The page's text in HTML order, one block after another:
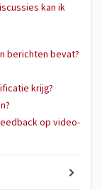
kan ik
berichten bevat?
krijg?
op video-